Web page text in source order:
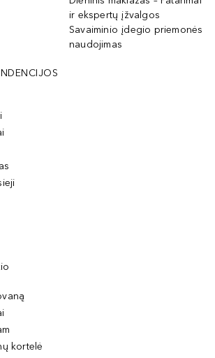
ir ekspertų įžvalgos
Savaiminio įdegio priemonės
naudojimas
kortelė